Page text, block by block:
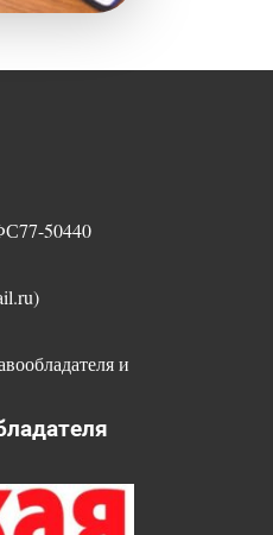
50440
и